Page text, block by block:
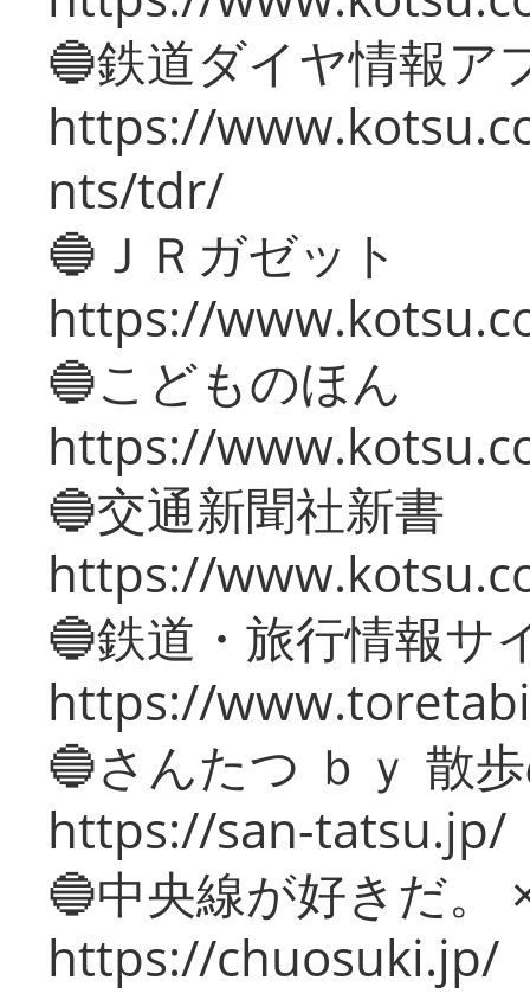
🔵鉄道ダイヤ情報ア
https://
nts/tdr/
🔵ＪＲガゼット
https://
🔵こどものほん
https://
🔵交通新聞社新書
https://
🔵鉄道・旅行情報サ
https://
🔵さんたつ ｂｙ 散
https://san-tatsu.jp/
🔵中央線が好きだ。
https://chuosuki.jp/